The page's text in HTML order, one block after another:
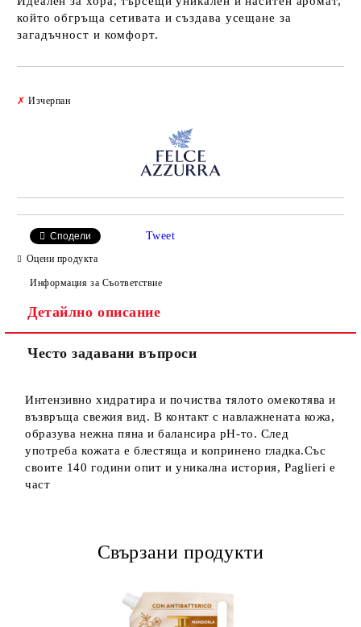
който обгръща сетивата и създава усещане за
загадъчност и комфорт.
✗ Изчерпан
Сподели Tweet
Оцени продукта
Информация за Съответствие
Детайлно описание
Често задавани въпроси
Интензивно хидратира и почиства тялото омекотява и
възвръща свежия вид. В контакт с навлажнената кожа,
образува нежна пяна и балансира рН-то. След
употреба кожата е блестяща и копринено гладка.Със
своите 140 години опит и уникална история, Paglieri е
част
Свързани продукти